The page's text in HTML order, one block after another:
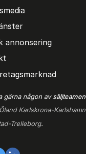
annonsering
gärna någon avsäljteamen
Karlskrona-Karlshamn
Trelleborg.